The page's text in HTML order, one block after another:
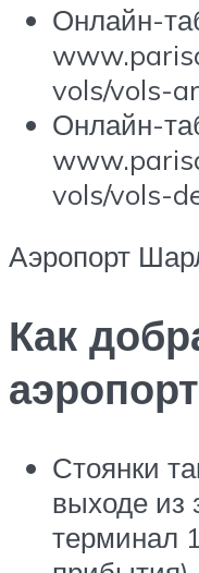
Онлайн-
vols/vols-
Онлайн-
vols/vols-
Аэропорт
Как
Стоянки
выходе из
терминал